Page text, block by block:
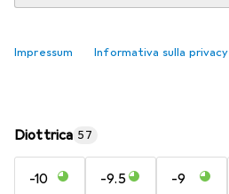
Impressum Informativa sulla privacy
Diottrica 57
-10 -9.5 -9